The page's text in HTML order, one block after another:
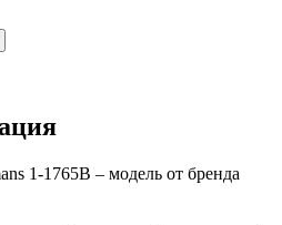
1-1765B – модель от бренда